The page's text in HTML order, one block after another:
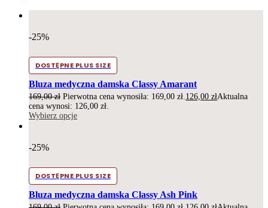
-25%
DOSTĘPNE PLUS SIZE
Bluza medyczna damska Classy Amarant
169,00zł Pierwotna cena wynosiła: 169,00 zł. 126,00 złAktualna
cena wynosi: 126,00 zł.
Wybierz opcje
-25%
DOSTĘPNE PLUS SIZE
Bluza medyczna damska Classy Ash Pink